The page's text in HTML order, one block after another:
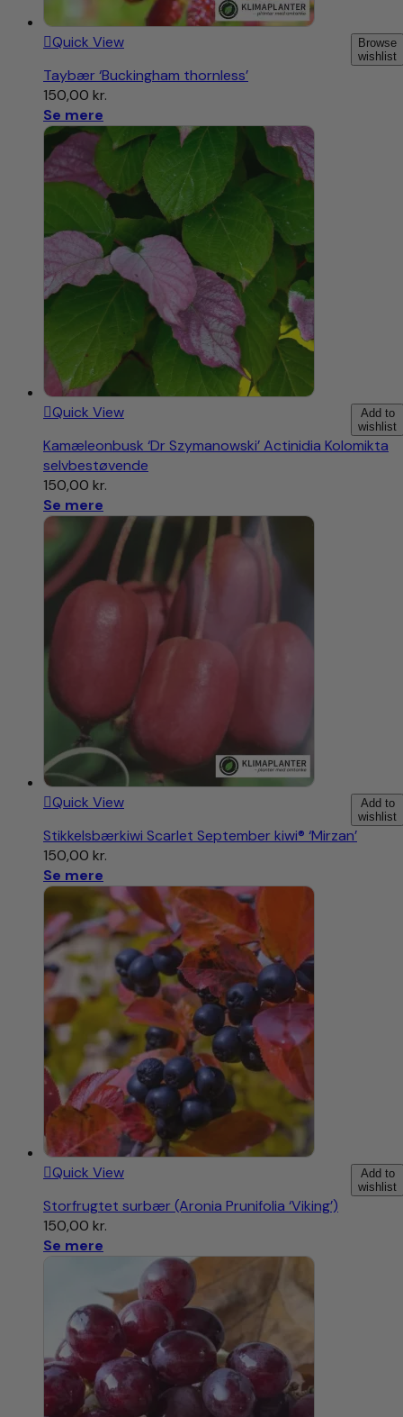
Browse
wishlist
Quick View
Taybær ‘Buckingham thornless’
150,00 kr.
Se mere
Add to
wishlist
Quick View
Kamæleonbusk ‘Dr Szymanowski’ Actinidia Kolomikta
selvbestøvende
150,00 kr.
Se mere
Add to
wishlist
Quick View
Stikkelsbærkiwi Scarlet September kiwi® ‘Mirzan’
150,00 kr.
Se mere
Add to
wishlist
Quick View
Storfrugtet surbær (Aronia Prunifolia ‘Viking’)
150,00 kr.
Se mere